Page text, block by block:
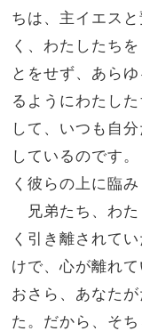
ちは、主イエス
く、わたしたち
とをせず、あら
るようにわたし
して、いつも自
しているのです
く彼らの上に臨み
兄弟たち、わた
く引き離されて
けで、心が離れ
おさら、あなた
た。だから、そ